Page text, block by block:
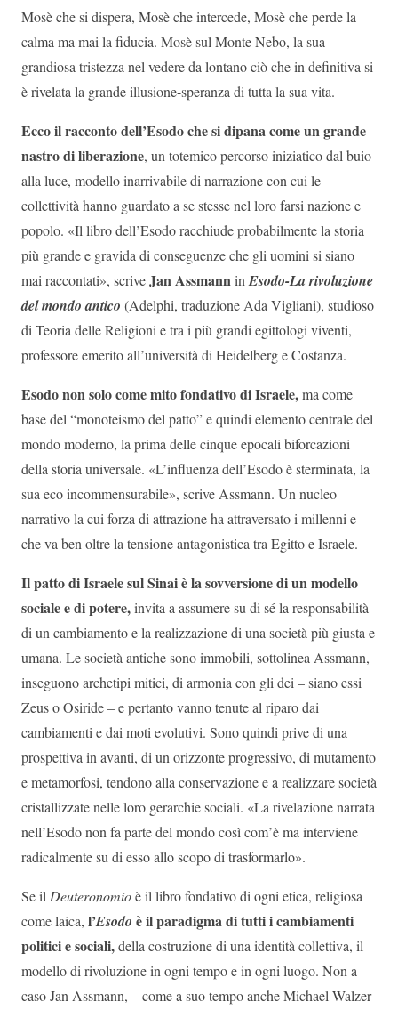
Mosè che si dispera, Mosè che intercede, Mosè che perde la
calma ma mai la fiducia. Mosè sul Monte Nebo, la sua
grandiosa tristezza nel vedere da lontano ciò che in definitiva si
è rivelata la grande illusione-speranza di tutta la sua vita.
Ecco il racconto dell’Esodo che si dipana come un grande
nastro di liberazione, un totemico percorso iniziatico dal buio
alla luce, modello inarrivabile di narrazione con cui le
collettività hanno guardato a se stesse nel loro farsi nazione e
popolo. «Il libro dell’Esodo racchiude probabilmente la storia
più grande e gravida di conseguenze che gli uomini si siano
mai raccontati», scriveJan AssmanninEsodo-La rivoluzione
del mondo antico (Adelphi, traduzione Ada Vigliani), studioso
di Teoria delle Religioni e tra i più grandi egittologi viventi,
professore emerito all’università di Heidelberg e Costanza.
Esodo non solo come mito fondativo di Israele,ma come
base del “monoteismo del patto” e quindi elemento centrale del
mondo moderno, la prima delle cinque epocali biforcazioni
della storia universale. «L’influenza dell’Esodo è sterminata, la
sua eco incommensurabile», scrive Assmann. Un nucleo
narrativo la cui forza di attrazione ha attraversato i millenni e
che va ben oltre la tensione antagonistica tra Egitto e Israele.
Il patto di Israele sul Sinai è la sovversione di un modello
sociale e di potere,invita a assumere su di sé la responsabilità
di un cambiamento e la realizzazione di una società più giusta e
umana. Le società antiche sono immobili, sottolinea Assmann,
inseguono archetipi mitici, di armonia con gli dei – siano essi
Zeus o Osiride – e pertanto vanno tenute al riparo dai
cambiamenti e dai moti evolutivi. Sono quindi prive di una
prospettiva in avanti, di un orizzonte progressivo, di mutamento
e metamorfosi, tendono alla conservazione e a realizzare società
cristallizzate nelle loro gerarchie sociali. «La rivelazione narrata
nell’Esodo non fa parte del mondo così com’è ma interviene
radicalmente su di esso allo scopo di trasformarlo».
Se ilDeuteronomioè il libro fondativo di ogni etica, religiosa
come laica, l’Esodo è il paradigma di tutti i cambiamenti
politici e sociali,della costruzione di una identità collettiva, il
modello di rivoluzione in ogni tempo e in ogni luogo. Non a
caso Jan Assmann, – come a suo tempo anche Michael Walzer